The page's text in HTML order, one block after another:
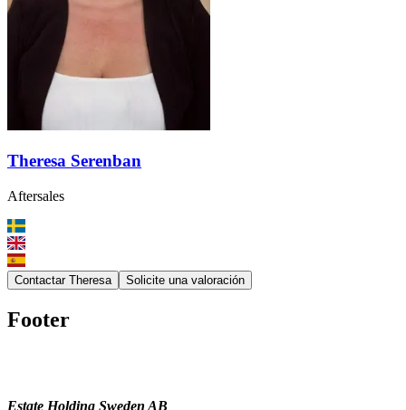
Theresa Serenban
Aftersales
Contactar Theresa Solicite una valoración
Footer
Estate Holding Sweden AB